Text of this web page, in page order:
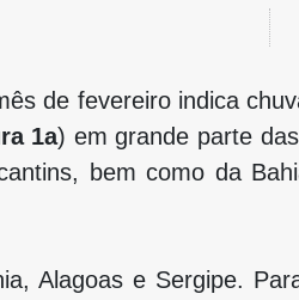
de fevereiro indica
1a) em grande parte das
bem como da
Alagoas e Sergipe.